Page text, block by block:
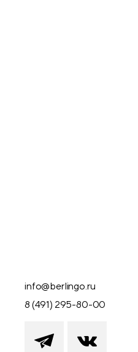
info@berlingo.ru
8 (491) 295-80-00